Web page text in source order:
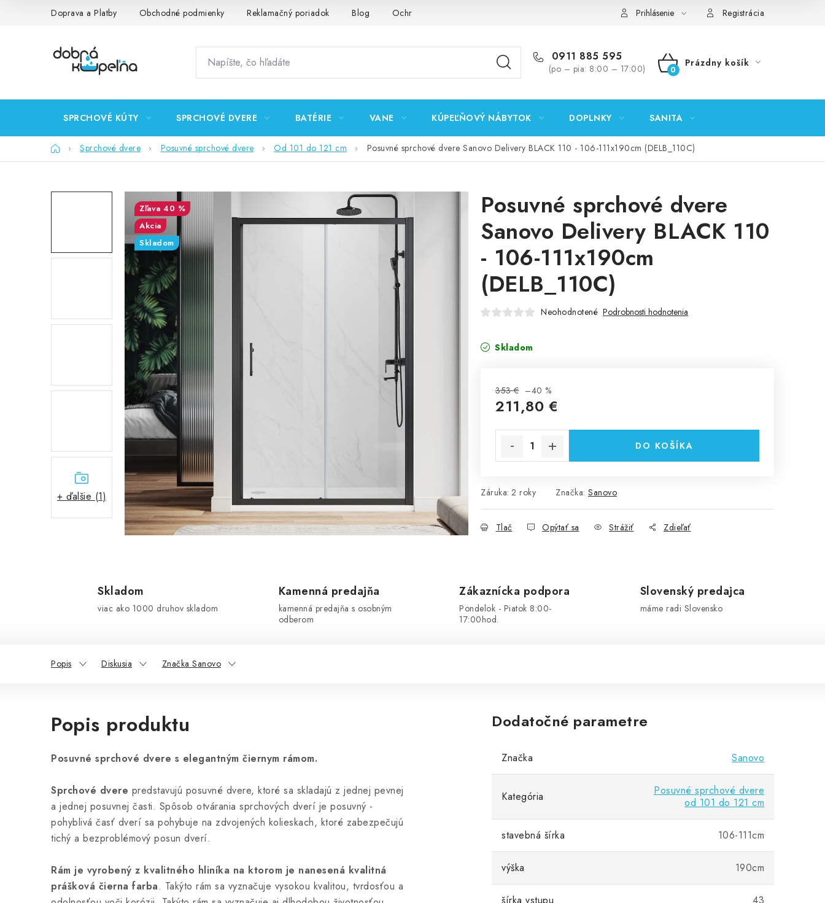
Doprava a Platby Obchodné podmienky Reklamačný poriadok Blog Ochrana osobných údajov GDPR Predajňa Nitra Formulár na vrátenie tovaru
Prihlásenie Registrácia
0911 885 595
(po – pia: 8:00 – 17:00)
NÁKUPNÝ
Prázdny košík
SPRCHOVÉ KÚTY SPRCHOVÉ DVERE BATÉRIE VANE KÚPEĽŇOVÝ NÁBYTOK DOPLNKY SANITA
DomovSprchové dvere Posuvné sprchové dvere Od 101 do 121 cm Posuvné sprchové dvere Sanovo Delivery BLACK 110 - 106-111x190cm (DELB_110C)
+ ďalšie (1)
Posuvné sprchové dvere
Sanovo Delivery BLACK 110
- 106-111x190cm
(DELB_110C)
Neohodnotené Podrobnosti hodnotenia
Skladom
353 € –40 %
211,80 €
DO KOŠÍKA
Záruka: 2 roky Značka: Sanovo
Tlač Opýtať sa Strážiť Zdieľať
40 %
Akcia
Skladom
Skladom
viac ako 1000 druhov skladom
Kamenná predajňa
kamenná predajňa s osobným
odberom
Zákaznícka podpora
Pondelok - Piatok 8:00-
17:00hod.
Slovenský predajca
máme radi Slovensko
Popis Diskusia Značka Sanovo
Popis produktu
Posuvné sprchové dvere s elegantným čiernym rámom.
Sprchové dvere predstavujú posuvné dvere, ktoré sa skladajú z jednej pevnej
a jednej posuvnej časti. Spôsob otvárania sprchových dverí je posuvný -
pohyblivá časť dverí sa pohybuje na zdvojených kolieskach, ktoré zabezpečujú
tichý a bezproblémový posun dverí.
Rám je vyrobený z kvalitného hliníka na ktorom je nanesená kvalitná
prášková čierna farba. Takýto rám sa vyznačuje vysokou kvalitou, tvrdosťou a
Dodatočné parametre
Značka Sanovo
Kategória
Posuvné sprchové dvere
od 101 do 121 cm
stavebná šírka 106-111cm
výška 190cm